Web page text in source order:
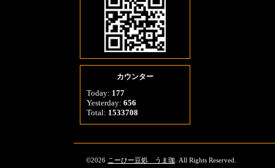
カウンター
Today: 177
Yesterday: 656
Total: 1533708
©2026 こーひー豆処 うま珈 . All Rights Reserved.